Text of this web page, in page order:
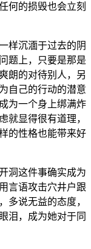
何的损毁也会立刻
样沉湎于过去的阴
题上，只要是那是
朗的对待别人，另
自己的行动的潜意
为一个身上绑满炸
就显得很有道理，
的性格也能带来好
洞这件事确实成为
言语攻击穴井户跟
多说无益的态度，
泪，成为她对于同